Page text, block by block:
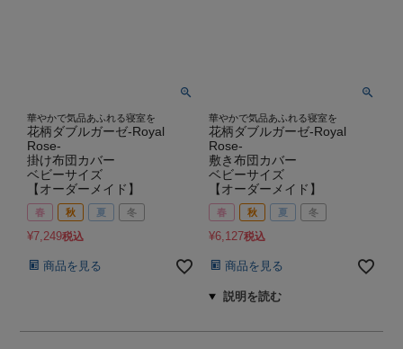
華やかで気品あふれる寝室を
花柄ダブルガーゼ-Royal
Rose-
掛け布団カバー
ベビーサイズ
【オーダーメイド】
春 秋 夏 冬
¥7,249税込
商品を見る
華やかで気品あふれる寝室を
花柄ダブルガーゼ-Royal
Rose-
敷き布団カバー
ベビーサイズ
【オーダーメイド】
春 秋 夏 冬
¥6,127税込
商品を見る